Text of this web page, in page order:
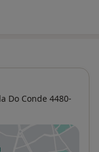
Do Conde 4480-